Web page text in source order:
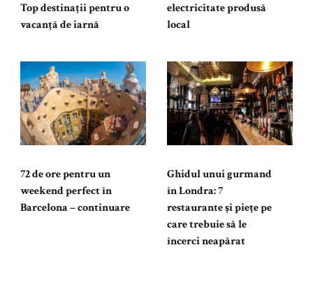
Top destinații pentru o
vacanță de iarnă
electricitate produsă
local
72 de ore pentru un
weekend perfect în
Barcelona – continuare
Ghidul unui gurmand
în Londra: 7
restaurante și piețe pe
care trebuie să le
încerci neapărat